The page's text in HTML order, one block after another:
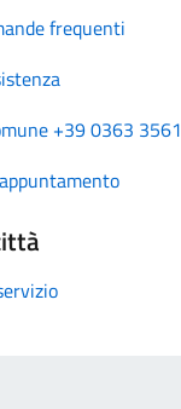
frequenti
+39 0363 3561